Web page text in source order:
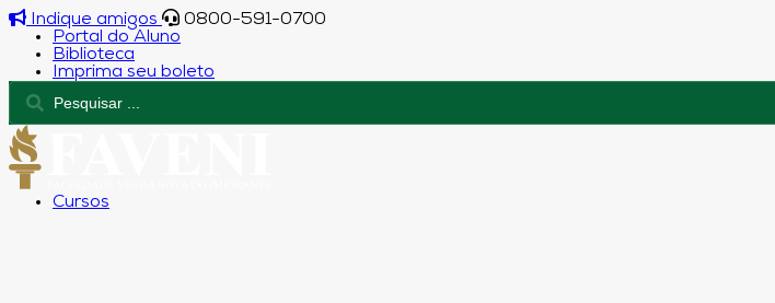
Indique amigos
0800-591-0700
Portal do Aluno
Biblioteca
Imprima seu boleto
Cursos